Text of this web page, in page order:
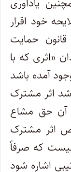
خود اقرار
نموده است که مطابق ماده ۶ قانون حمایت
«اثری که با
آمده باشد
اثر مشترک
آن حق مشاع
اثر مشترک
که صرفاً
اشاره شود